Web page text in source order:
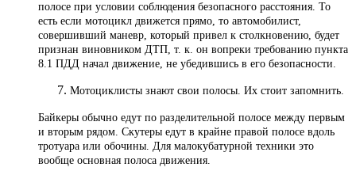
полосе при условии соблюдения безопасного расстояния. То
есть если мотоцикл движется прямо, то автомобилист,
совершивший маневр, который привел к столкновению, будет
признан виновником ДТП, т. к. он вопреки требованию пункта
8.1 ПДД начал движение, не убедившись в его безопасности.
Мотоциклисты знают свои полосы. Их стоит запомнить.
Байкеры обычно едут по разделительной полосе между первым
и вторым рядом. Скутеры едут в крайне правой полосе вдоль
тротуара или обочины. Для малокубатурной техники это
вообще основная полоса движения.